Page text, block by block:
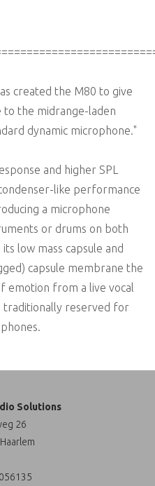
created the M80 to give
to the midrange-laden
dynamic microphone."
and higher SPL
like performance
a microphone
or drums on both
low mass capsule and
capsule membrane the
emotion from a live vocal
traditionally reserved for
Solutions
26